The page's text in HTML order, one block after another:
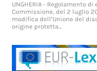
UNGHERIA - Regolamento
Commissione, del 2 luglio
modifica dell’Unione del
origine protetta…